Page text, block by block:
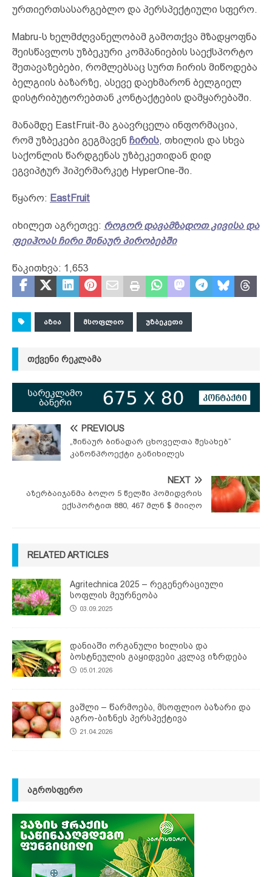
ურთიერთსასარგებლო და პერსპექტიული სფერო.
Mabru-ს ხელმძღვანელობამ გამოთქვა მზადყოფნა
შეისწავლოს უზბეკური კომპანიების საექსპორტო
შეთავაზებები, რომლებსაც სურთ ჩირის მიწოდება
ბელგიის ბაზარზე, ასევე დაეხმარონ ბელგიელ
დისტრიბუტორებთან კონტაქტების დამყარებაში.
მანამდე EastFruit-მა გაავრცელა ინფორმაცია,
რომ უზბეკები გეგმავენ ჩირის, თხილის და სხვა
საქონლის წარდგენას უზბეკეთიდან დიდ
ეგვიპტურ ჰიპერმარკეტ HyperOne-ში.
წყარო: EastFruit
იხილეთ აგრეთვე: როგორ დავამზადოთ კივისა და
ფეიჰოას ჩირი შინაურ პირობებში
წაკითხვა: 1,653
ᲐᲖᲘᲐ ᲛᲡᲝᲤᲚᲘᲝ ᲣᲖᲑᲔᲙᲔᲗᲘ
ᲗᲥᲕᲔᲜᲘ ᲠᲔᲙᲚᲐᲛᲐ
PREVIOUS
„შინაურ ბინადარ ცხოველთა შესახებ“
კანონპროექტი განიხილეს
NEXT
აზერბაიჯანმა ბოლო 5 წელში პომიდვრის
ექსპორტით 880, 467 მლნ $ მიიღო
RELATED ARTICLES
Agritechnica 2025 – რეგენერაციული
სოფლის მეურნეობა
03.09.2025
დანიაში ორგანული ხილისა და
ბოსტნეულის გაყიდვები კვლავ იზრდება
05.01.2026
ვაშლი – წარმოება, მსოფლიო ბაზარი და
აგრო-ბიზნეს პერსპექტივა
21.04.2026
ᲐᲒᲠᲝᲡᲤᲔᲠᲝ